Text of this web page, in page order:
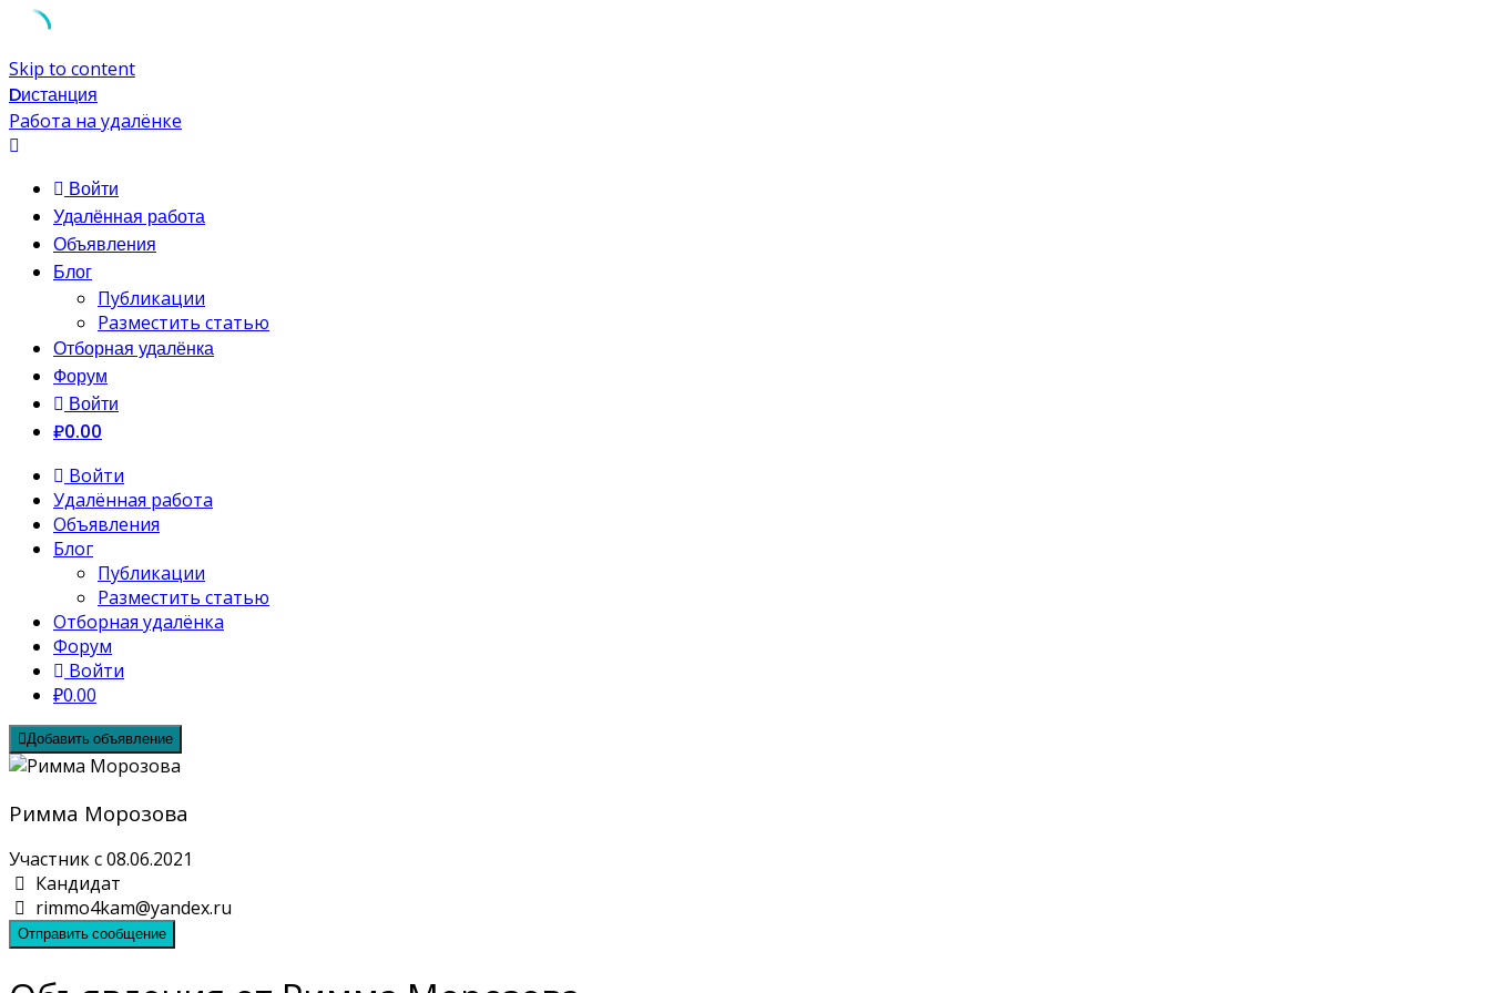
Skip to content
Dистанция
Работа на удалёнке
Войти
Удалённая работа
Объявления
Блог
Публикации
Разместить статью
Отборная удалёнка
Форум
Войти
₽0.00
Войти
Удалённая работа
Объявления
Блог
Публикации
Разместить статью
Отборная удалёнка
Форум
Войти
₽0.00
Добавить объявление
Римма Морозова
Участник с 08.06.2021
Кандидат
rimmo4kam@yandex.ru
Отправить сообщение